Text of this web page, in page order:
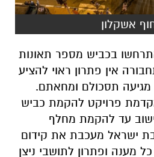
אשקלון
בכביש מספר תאונות
אין פתרון ראוי להציע
מגיעה תסכולם ומחאתם.
פרויקט להקמת כביש
עד להקמת מחלף
ישראל מעכבת את קידום
מענה ופתרון לתושבי ניצן